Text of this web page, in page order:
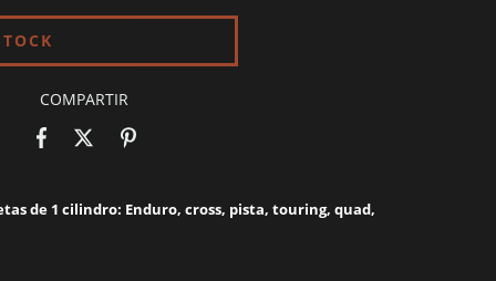
COMPARTIR
de 1 cilindro: Enduro, cross, pista, touring, quad,